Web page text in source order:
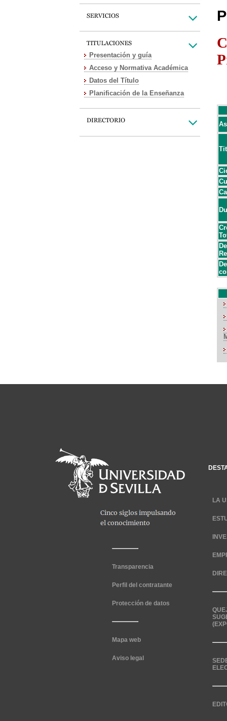
Presentación y guía
Acceso y Normativa Académica
Datos del Título
Planificación de la Enseñanza
Transparencia
Perfil del contratante
Protección de datos
Mapa web
Aviso legal
LA